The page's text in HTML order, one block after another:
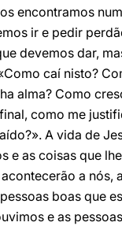
encontramos
ir e pedir
devemos dar,
caí nisto?
alma? Como
como me
A vida de
e as coisas que
a nós,
boas que
e as